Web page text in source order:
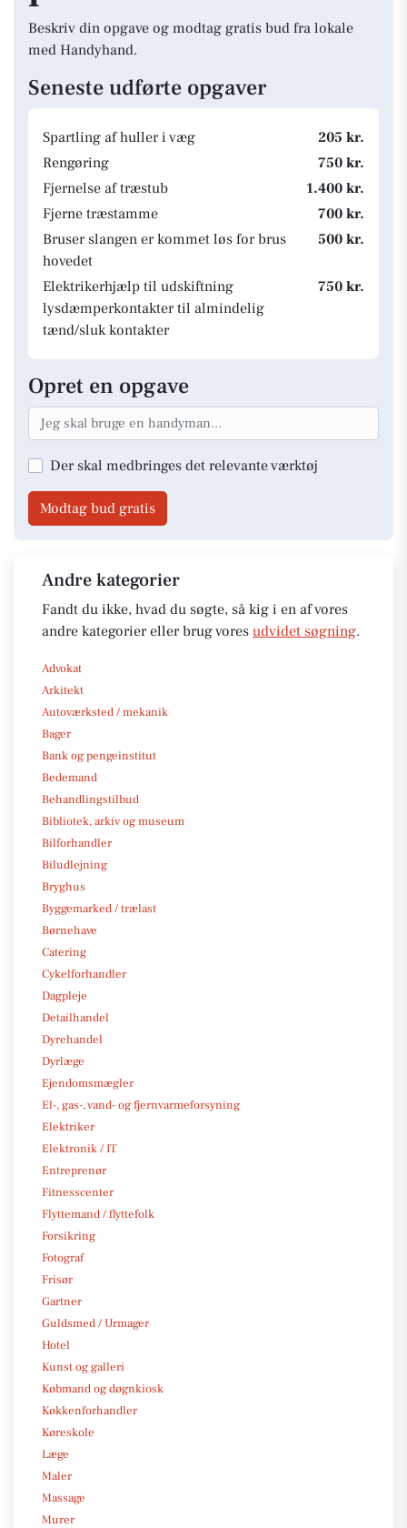
Beskriv din opgave og modtag gratis bud fra lokale
med Handyhand.
Seneste udførte opgaver
Spartling af huller i væg
205 kr.
Rengøring
750 kr.
Fjernelse af træstub
1.400 kr.
Fjerne træstamme
700 kr.
Bruser slangen er kommet løs for brus
hovedet
500 kr.
Elektrikerhjælp til udskiftning
lysdæmperkontakter til almindelig
tænd/sluk kontakter
750 kr.
Opret en opgave
Der skal medbringes det relevante værktøj
Modtag bud gratis
Andre kategorier
Fandt du ikke, hvad du søgte, så kig i en af vores
andre kategorier eller brug vores udvidet søgning.
Advokat
Arkitekt
Autoværksted / mekanik
Bager
Bank og pengeinstitut
Bedemand
Behandlingstilbud
Bibliotek, arkiv og museum
Bilforhandler
Biludlejning
Bryghus
Byggemarked / trælast
Børnehave
Catering
Cykelforhandler
Dagpleje
Detailhandel
Dyrehandel
Dyrlæge
Ejendomsmægler
El-, gas-, vand- og fjernvarmeforsyning
Elektriker
Elektronik / IT
Entreprenør
Fitnesscenter
Flyttemand / flyttefolk
Forsikring
Fotograf
Frisør
Gartner
Guldsmed / Urmager
Hotel
Kunst og galleri
Købmand og døgnkiosk
Køkkenforhandler
Køreskole
Læge
Maler
Massage
Murer